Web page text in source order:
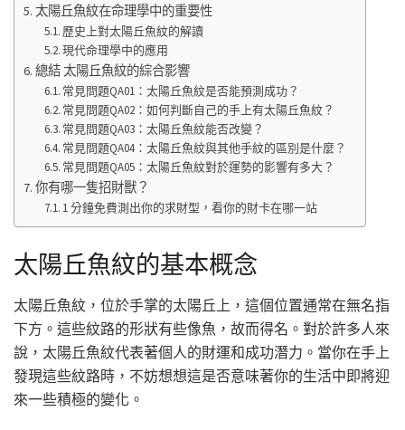
太陽丘魚紋在命理學中的重要性
歷史上對太陽丘魚紋的解讀
現代命理學中的應用
總結 太陽丘魚紋的綜合影響
常見問題QA01：太陽丘魚紋是否能預測成功？
常見問題QA02：如何判斷自己的手上有太陽丘魚紋？
常見問題QA03：太陽丘魚紋能否改變？
常見問題QA04：太陽丘魚紋與其他手紋的區別是什麼？
常見問題QA05：太陽丘魚紋對於運勢的影響有多大？
你有哪一隻招財獸？
1 分鐘免費測出你的求財型，看你的財卡在哪一站
太陽丘魚紋的基本概念
太陽丘魚紋，位於手掌的太陽丘上，這個位置通常在無名指
下方。這些紋路的形狀有些像魚，故而得名。對於許多人來
說，太陽丘魚紋代表著個人的財運和成功潛力。當你在手上
發現這些紋路時，不妨想想這是否意味著你的生活中即將迎
來一些積極的變化。